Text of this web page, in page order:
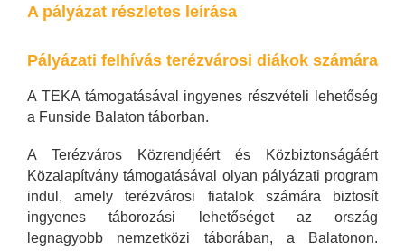
A pályázat részletes leírása
Pályázati felhívás terézvárosi diákok számára
A TEKA támogatásával ingyenes részvételi lehetőség
a Funside Balaton táborban.
A Terézváros Közrendjéért és Közbiztonságáért
Közalapítvány támogatásával olyan pályázati program
indul, amely terézvárosi fiatalok számára biztosít
ingyenes táborozási lehetőséget az ország
legnagyobb nemzetközi táborában, a Balatonon.